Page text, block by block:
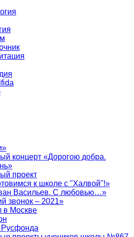
концерт «Дорогою добра.
проект
к школе с "Халвой"!»
Васильев. С любовью…»
звонок – 2021»
в Москве